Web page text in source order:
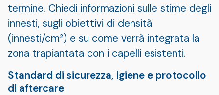
termine. Chiedi informazioni sulle stime degli
innesti, sugli obiettivi di densità
(innesti/cm²) e su come verrà integrata la
zona trapiantata con i capelli esistenti.
Standard di sicurezza, igiene e protocollo
di aftercare